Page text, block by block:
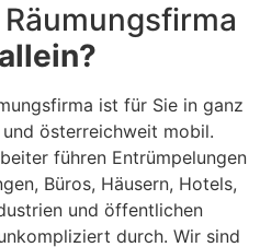
ist für Sie in ganz
österreichweit mobil.
führen Entrümpelungen
Büros, Häusern, Hotels,
und öffentlichen
durch. Wir sind